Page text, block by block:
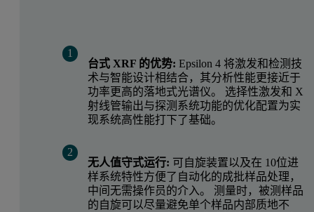
台式 XRF 的优势: Epsilon 4 将激发和检测技
术与智能设计相结合，其分析性能更接近于
功率更高的落地式光谱仪。 选择性激发和 X
射线管输出与探测系统功能的优化配置为实
现系统高性能打下了基础。
无人值守式运行: 可自旋装置以及在 10位进
样系统特性方便了自动化的成批样品处理，
中间无需操作员的介入。 测量时，被测样品
的自旋可以尽量避免单个样品内部质地不